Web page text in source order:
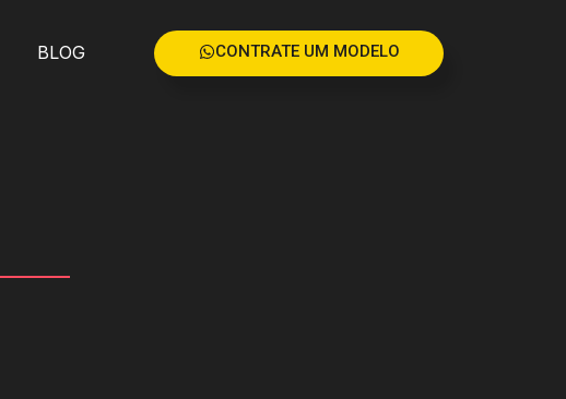
BLOG CONTRATE UM MODELO